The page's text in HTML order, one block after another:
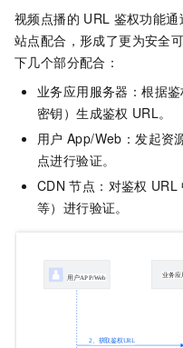
视频点播的 URL 鉴权功能通
站点配合，形成了更为安全
下几个部分配合：
业务应用服务器：根据鉴
密钥）生成鉴权 URL。
用户 App/Web：发起资
点进行验证。
CDN 节点：对鉴权 URL
等）进行验证。